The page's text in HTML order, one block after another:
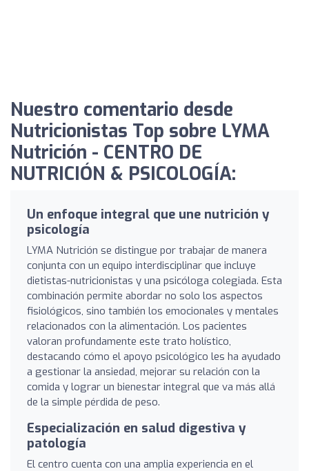
Nuestro comentario desde
Nutricionistas Top sobre LYMA
Nutrición - CENTRO DE
NUTRICIÓN & PSICOLOGÍA:
Un enfoque integral que une nutrición y
psicología
LYMA Nutrición se distingue por trabajar de manera
conjunta con un equipo interdisciplinar que incluye
dietistas-nutricionistas y una psicóloga colegiada. Esta
combinación permite abordar no solo los aspectos
fisiológicos, sino también los emocionales y mentales
relacionados con la alimentación. Los pacientes
valoran profundamente este trato holístico,
destacando cómo el apoyo psicológico les ha ayudado
a gestionar la ansiedad, mejorar su relación con la
comida y lograr un bienestar integral que va más allá
de la simple pérdida de peso.
Especialización en salud digestiva y
patología
El centro cuenta con una amplia experiencia en el